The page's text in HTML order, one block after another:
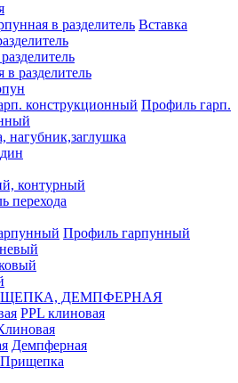
Вставка
в разделитель
Профиль гарп.
нагубник,заглушка
контурный
перехода
Профиль гарпунный
ДЕМПФЕРНАЯ
PPL клиновая
Демпферная
Прищепка